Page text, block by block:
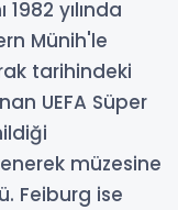
yılında
Münih'le
tarihindeki
UEFA Süper
müzesine
Feiburg ise